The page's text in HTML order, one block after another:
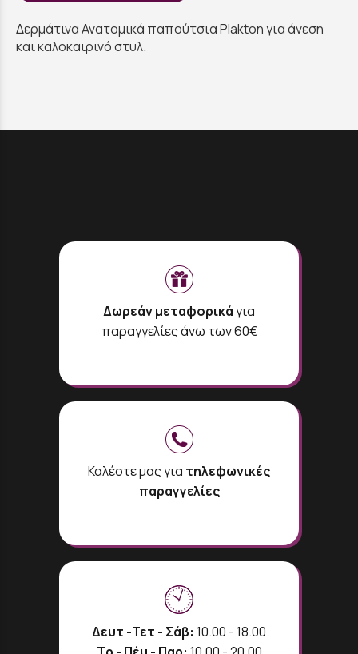
Δερμάτινα Ανατομικά παπούτσια Plakton για άνεση
και καλοκαιρινό στυλ.
Δωρεάν μεταφορικάγια
παραγγελίες άνω των 60€
Καλέστε μας για τηλεφωνικές
παραγγελίες
Δευτ -Τετ - Σάβ: 10.00 - 18.00